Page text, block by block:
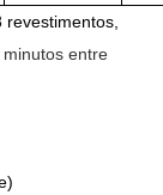
revestimentos,
entre